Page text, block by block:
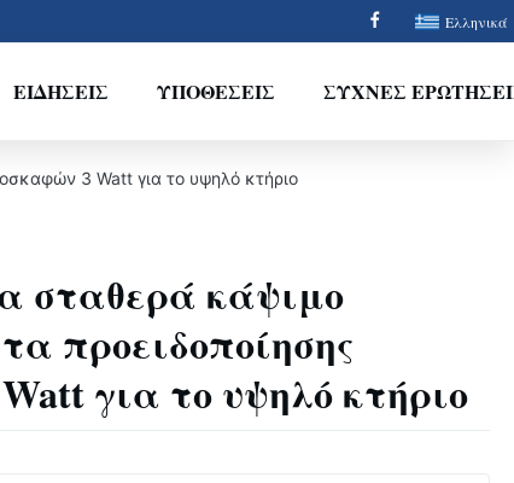
Ελληνικά
ΕΙΔΉΣΕΙΣ ΥΠΟΘΈΣΕΙΣ ΣΥΧΝΈΣ
3 Watt για το υψηλό κτήριο
σταθερά κάψιμο
προειδοποίησης
για το υψηλό κτήριο